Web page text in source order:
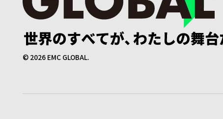
© 2026EMC GLOBAL.